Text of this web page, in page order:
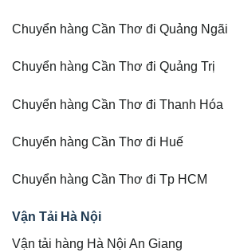
Chuyển hàng Cần Thơ đi Quảng Ngãi
Chuyển hàng Cần Thơ đi Quảng Trị
Chuyển hàng Cần Thơ đi Thanh Hóa
Chuyển hàng Cần Thơ đi Huế
Chuyển hàng Cần Thơ đi Tp HCM
Vận Tải Hà Nội
Vận tải hàng Hà Nội An Giang